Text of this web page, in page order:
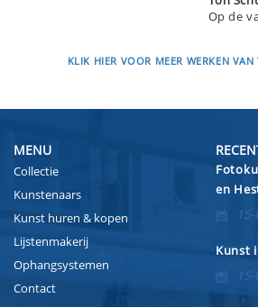
Op de
KLIK HIER VOOR MEER WERKEN
MENU
Collectie
Kunstenaars
Kunst huren & kopen
Lijstenmakerij
Ophangsystemen
Contact
en
Kunst